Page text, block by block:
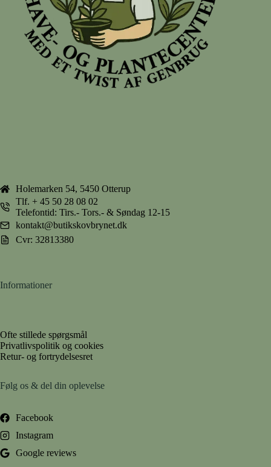
Holemarken 54, 5450 Otterup
Tlf. + 45 50 28 08 02
Telefontid: Tirs.- Tors.- & Søndag 12-15
kontakt@butikskovbrynet.dk
Cvr: 32813380
Informationer
Ofte stillede spørgsmål
Privatlivspolitik og cookies
Retur- og fortrydelsesret
Følg os & del din oplevelse
Facebook
Instagram
Google reviews